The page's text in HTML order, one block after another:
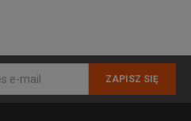
ZAPISZ SIĘ